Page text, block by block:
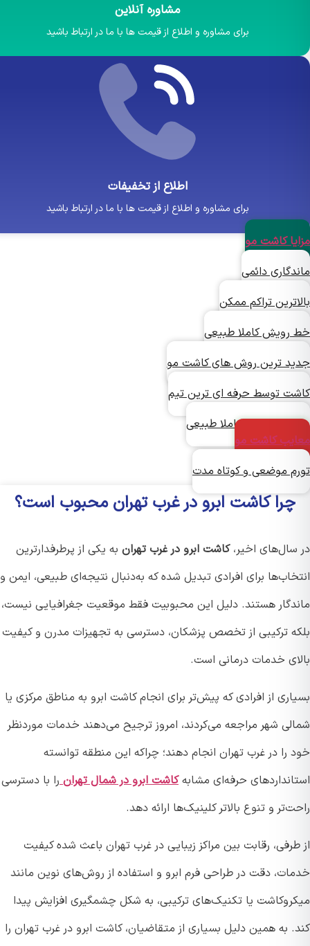
مشاوره آنلاین
برای مشاوره و اطلاع از قیمت ها با ما در ارتباط باشید
اطلاع از تخفیفات
برای مشاوره و اطلاع از قیمت ها با ما در ارتباط باشید
کاشت مو
دائمی
تراکم ممکن
کاملا طبیعی
ترین روش های کاشت مو
توسط حرفه ای ترین تیم
دائمی و کاملا طبیعی
کاشت مو
موضعی و کوتاه مدت
چرا کاشت ابرو در غرب تهران محبوب است؟
اخیر،کاشت ابرو در غرب تهرانبه یکی از پرطرفدارترین
برای افرادی تبدیل شده که به‌دنبال نتیجه‌ای طبیعی، ایمن و
هستند. دلیل این محبوبیت فقط موقعیت جغرافیایی نیست،
ترکیبی از تخصص پزشکان، دسترسی به تجهیزات مدرن و کیفیت
خدمات درمانی است.
از افرادی که پیش‌تر برای انجام کاشت ابرو به مناطق مرکزی یا
شهر مراجعه می‌کردند، امروز ترجیح می‌دهند خدمات موردنظر
را در غرب تهران انجام دهند؛ چراکه این منطقه توانسته
حرفه‌ای مشابهکاشت ابرو در شمال تهران را با دسترسی
و تنوع بالاتر کلینیک‌ها ارائه دهد.
رقابت بین مراکز زیبایی در غرب تهران باعث شده کیفیت
دقت در طراحی فرم ابرو و استفاده از روش‌های نوین مانند
یا تکنیک‌های ترکیبی، به شکل چشمگیری افزایش پیدا
به همین دلیل بسیاری از متقاضیان، کاشت ابرو در غرب تهران را